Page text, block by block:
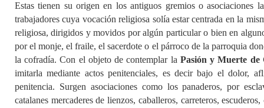
Estas tienen su origen en los antiguos gremios o asociaciones
trabajadores cuya vocación religiosa solía estar centrada en la
religiosa, dirigidos y movidos por algún particular o bien en
por el monje, el fraile, el sacerdote o el párroco de la parroquia
la cofradía. Con el objeto de contemplar la Pasión y Muerte de
imitarla mediante actos penitenciales, es decir bajo el dolor,
penitencia. Surgen asociaciones como los panaderos, por
catalanes mercaderes de lienzos, caballeros, carreteros,